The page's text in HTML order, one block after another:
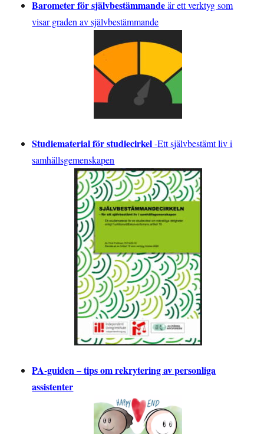
Barometer för självbestämmandeär ett verktyg som
visar graden av självbestämmande
Studiematerial för studiecirkel-Ett självbestämt liv i
samhällsgemenskapen
PA-guiden – tips om rekrytering av personliga
assistenter